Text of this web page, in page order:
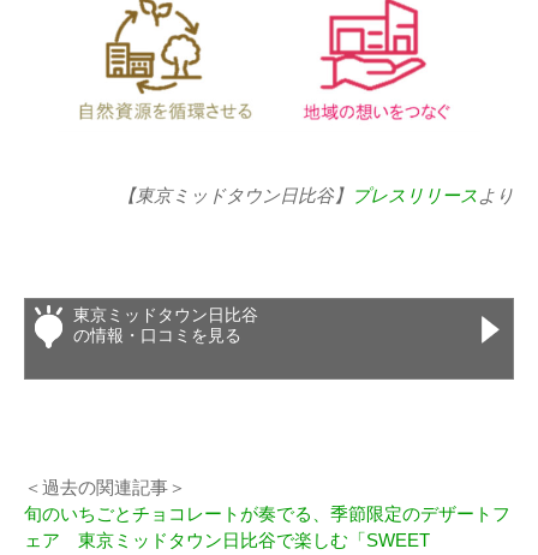
【東京ミッドタウン日比谷】 プレスリリースより
東京ミッドタウン日比谷
の情報・口コミを見る
＜過去の関連記事＞
旬のいちごとチョコレートが奏でる、季節限定のデザートフ
ェア 東京ミッドタウン日比谷で楽しむ「SWEET